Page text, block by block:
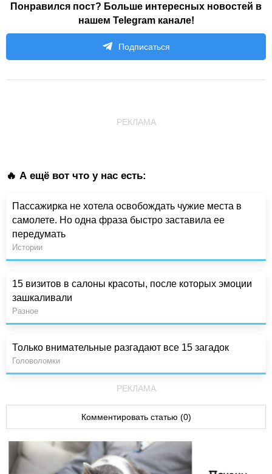
Понравился пост? Больше интересных новостей в
нашем Telegram канале!
Подписаться
РЕКЛАМА
🔥 А ещё вот что у нас есть:
Пассажирка не хотела освобождать чужие места в
самолете. Но одна фраза быстро заставила ее
передумать
Истории
15 визитов в салоны красоты, после которых эмоции
зашкаливали
Разное
Только внимательные разгадают все 15 загадок
Головоломки
РЕКЛАМА
Комментировать статью (0)